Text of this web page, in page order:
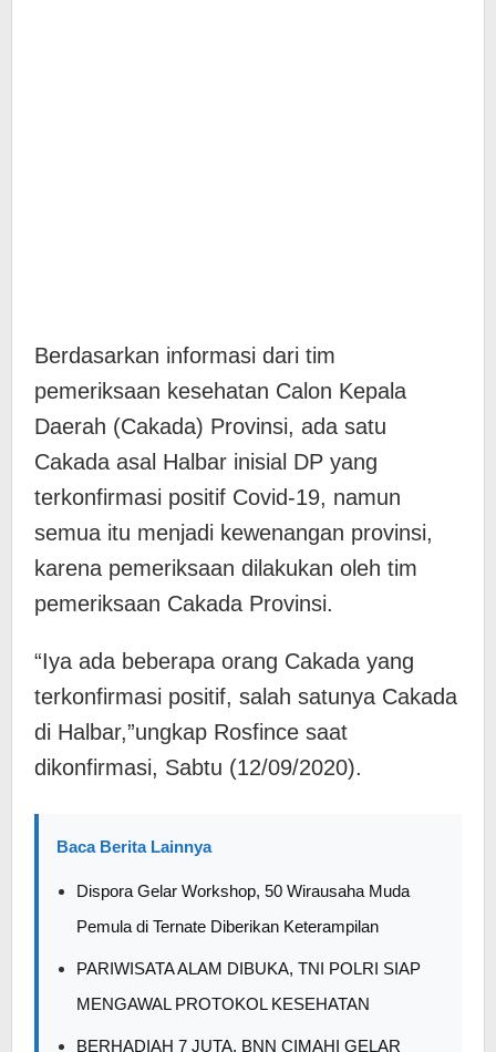
Berdasarkan informasi dari tim
pemeriksaan kesehatan Calon Kepala
Daerah (Cakada) Provinsi, ada satu
Cakada asal Halbar inisial DP yang
terkonfirmasi positif Covid-19, namun
semua itu menjadi kewenangan provinsi,
karena pemeriksaan dilakukan oleh tim
pemeriksaan Cakada Provinsi.
“Iya ada beberapa orang Cakada yang
terkonfirmasi positif, salah satunya Cakada
di Halbar,”ungkap Rosfince saat
dikonfirmasi, Sabtu (12/09/2020).
Baca Berita Lainnya
Dispora Gelar Workshop, 50 Wirausaha Muda
Pemula di Ternate Diberikan Keterampilan
PARIWISATA ALAM DIBUKA, TNI POLRI SIAP
MENGAWAL PROTOKOL KESEHATAN
BERHADIAH 7 JUTA, BNN CIMAHI GELAR